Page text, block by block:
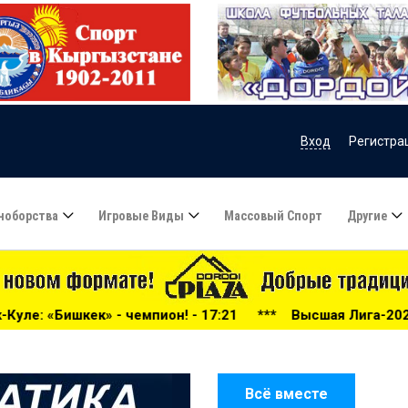
Вход
Игровые Виды Массовый Спорт Другие
- 17:21 ***Высшая Лига-2026: беспощадный
Всё вместе